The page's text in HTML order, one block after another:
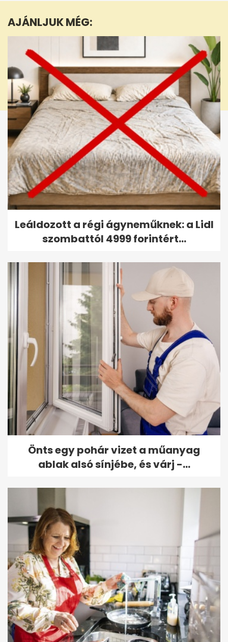
47
AJÁNLJUK MÉG:
Leáldozott a régi ágyneműknek: a Lidl
szombattól 4999 forintért...
Önts egy pohár vizet a műanyag
ablak alsó sínjébe, és várj -...